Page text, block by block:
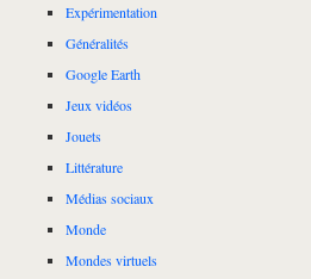
Expérimentation
Généralités
Google Earth
Jeux vidéos
Jouets
Littérature
Médias sociaux
Monde
Mondes virtuels